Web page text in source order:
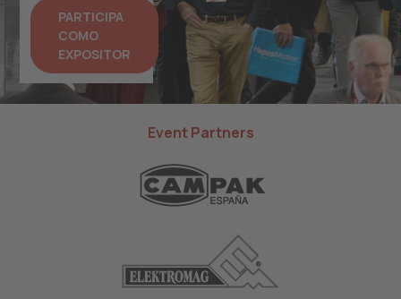
PARTICIPA
COMO
EXPOSITOR
Event Partners